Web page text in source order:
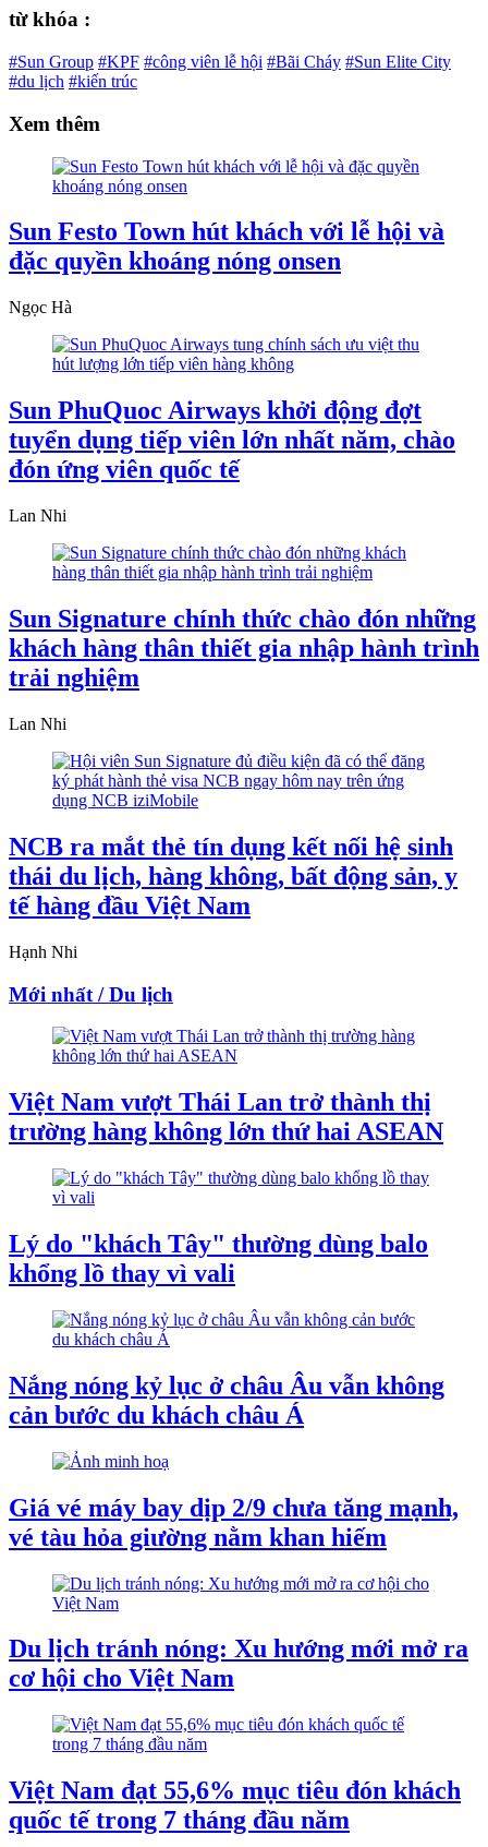
từ khóa :
#Sun Group #KPF #công viên lễ hội #Bãi Cháy #Sun Elite City
#du lịch #kiến trúc
Xem thêm
Sun Festo Town hút khách với lễ hội và
đặc quyền khoáng nóng onsen
Ngọc Hà
Sun PhuQuoc Airways khởi động đợt
tuyển dụng tiếp viên lớn nhất năm, chào
đón ứng viên quốc tế
Lan Nhi
Sun Signature chính thức chào đón những
khách hàng thân thiết gia nhập hành trình
trải nghiệm
Lan Nhi
NCB ra mắt thẻ tín dụng kết nối hệ sinh
thái du lịch, hàng không, bất động sản, y
tế hàng đầu Việt Nam
Hạnh Nhi
Mới nhất / Du lịch
Việt Nam vượt Thái Lan trở thành thị
trường hàng không lớn thứ hai ASEAN
Lý do "khách Tây" thường dùng balo
khổng lồ thay vì vali
Nắng nóng kỷ lục ở châu Âu vẫn không
cản bước du khách châu Á
Giá vé máy bay dịp 2/9 chưa tăng mạnh,
vé tàu hỏa giường nằm khan hiếm
Du lịch tránh nóng: Xu hướng mới mở ra
cơ hội cho Việt Nam
Việt Nam đạt 55,6% mục tiêu đón khách
quốc tế trong 7 tháng đầu năm